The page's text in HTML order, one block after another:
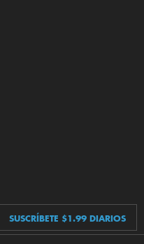
SUSCRÍBETE $1.99 DIARIOS